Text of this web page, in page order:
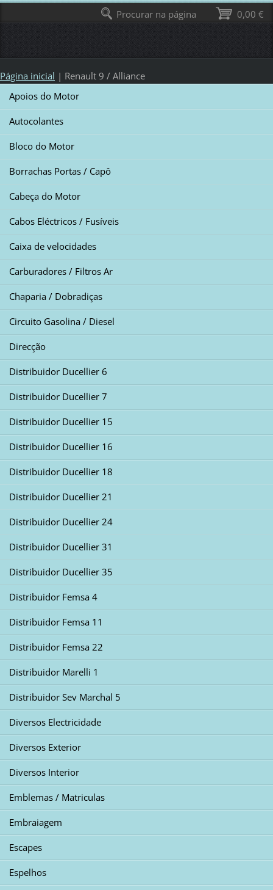
Página inicial | Renault 9 / Alliance
Apoios do Motor
Autocolantes
Bloco do Motor
Borrachas Portas / Capô
Cabeça do Motor
Cabos Eléctricos / Fusíveis
Caixa de velocidades
Carburadores / Filtros Ar
Chaparia / Dobradiças
Circuito Gasolina / Diesel
Direcção
Distribuidor Ducellier 6
Distribuidor Ducellier 7
Distribuidor Ducellier 15
Distribuidor Ducellier 16
Distribuidor Ducellier 18
Distribuidor Ducellier 21
Distribuidor Ducellier 24
Distribuidor Ducellier 31
Distribuidor Ducellier 35
Distribuidor Femsa 4
Distribuidor Femsa 11
Distribuidor Femsa 22
Distribuidor Marelli 1
Distribuidor Sev Marchal 5
Diversos Electricidade
Diversos Exterior
Diversos Interior
Emblemas / Matriculas
Embraiagem
Escapes
Espelhos
0,00 €
Procurar na página